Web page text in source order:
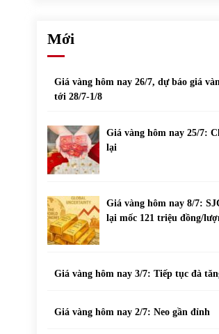
Mới
Giá vàng hôm nay 26/7, dự báo giá
tới 28/7-1/8
Giá vàng hôm nay 25/7:
lại
Giá vàng hôm nay 8/7:
lại mốc 121 triệu đồng/
Giá vàng hôm nay 3/7: Tiếp tục đà
Giá vàng hôm nay 2/7: Neo gần đỉnh